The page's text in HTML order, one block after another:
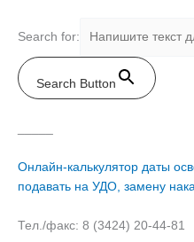
Search for:
Search Button
Онлайн-калькулятор даты
подавать на УДО, замену
Тел./факс: 8 (3424) 20-44-81